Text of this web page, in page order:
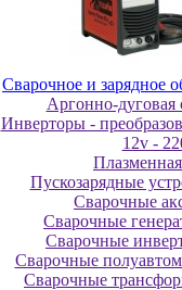
Cвapoчнoe и зарядное
Аргонно-дуговая
Инверторы -
12v -
Плазменная
Пускозарядные
Сварочные
Сварочные
Сварочные
Сварочные
Сварочные